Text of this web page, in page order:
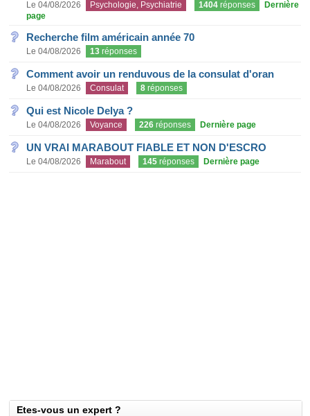
Le 04/08/2026 Psychologie, Psychiatrie 1404 réponses
Dernière
page
Recherche film américain année 70
Le 04/08/2026 13 réponses
Comment avoir un renduvous de la consulat d'oran
Le 04/08/2026 Consulat 8 réponses
Qui est Nicole Delya ?
Le 04/08/2026 Voyance 226 réponses Dernière page
UN VRAI MARABOUT FIABLE ET NON D'ESCRO
Le 04/08/2026 Marabout 145 réponses Dernière page
Etes-vous un expert ?